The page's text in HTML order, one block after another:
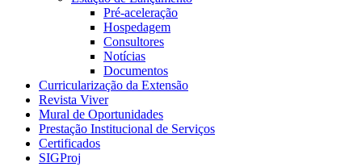
Pré-aceleração
Hospedagem
Consultores
Notícias
Documentos
Curricularização da Extensão
Revista Viver
Mural de Oportunidades
Prestação Institucional de Serviços
Certificados
SIGProj